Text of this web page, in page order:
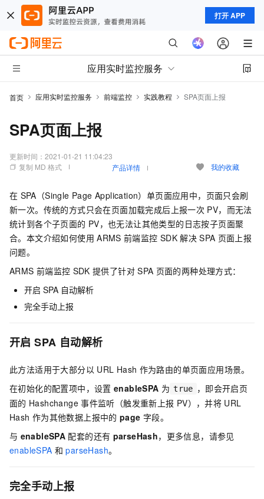
打开 APP
应用实时监控服务
首页 应用实时监控服务 前端监控 实践教程 SPA页面上报
SPA页面上报
更新时间： 2021-01-21 11:04:23
复制 MD 格式
产品详情 我的收藏
在 SPA（Single Page Application）单页面应用中，页面只会刷
新一次。传统的方式只会在页面加载完成后上报一次 PV，而无法
统计到各个子页面的 PV，也无法让其他类型的日志按子页面聚
合。本文介绍如何使用 ARMS 前端监控 SDK 解决 SPA 页面上报
问题。
ARMS 前端监控 SDK 提供了针对 SPA 页面的两种处理方式：
开启 SPA 自动解析
完全手动上报
开启 SPA 自动解析
此方法适用于大部分以 URL Hash 作为路由的单页面应用场景。
在初始化的配置项中，设置 enableSPA 为 true ，即会开启页
面的 Hashchange 事件监听（触发重新上报 PV），并将 URL
Hash 作为其他数据上报中的 page 字段。
与 enableSPA 配套的还有 parseHash，更多信息，请参见
enableSPA 和 parseHash。
完全手动上报